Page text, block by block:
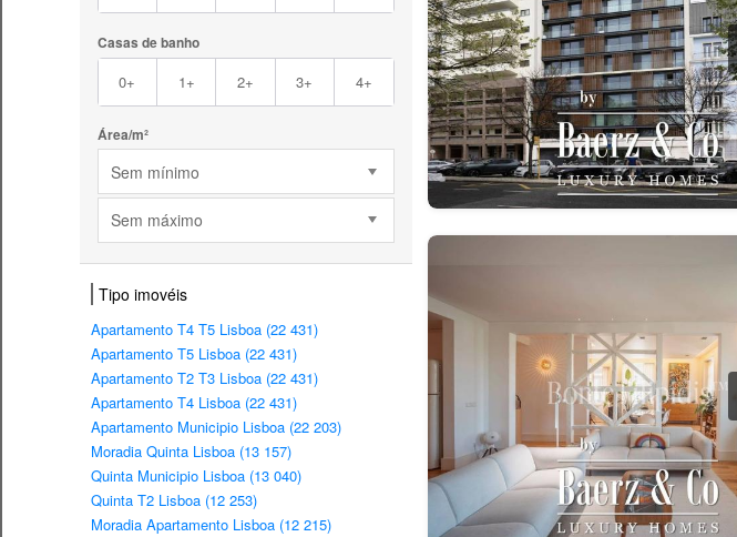
Casas de banho
0+ 1+ 2+ 3+ 4+
Área/m²
Sem mínimo
Sem máximo
Tipo imovéis
Apartamento T4 T5 Lisboa (22 431)
Apartamento T5 Lisboa (22 431)
Apartamento T2 T3 Lisboa (22 431)
Apartamento T4 Lisboa (22 431)
Apartamento Municipio Lisboa (22 203)
Moradia Quinta Lisboa (13 157)
Quinta Municipio Lisboa (13 040)
Quinta T2 Lisboa (12 253)
Moradia Apartamento Lisboa (12 215)